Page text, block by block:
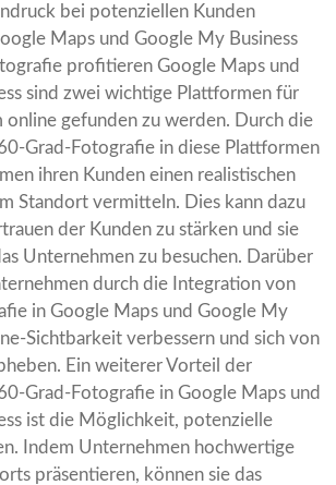
bei potenziellen Kunden
Maps und Google My Business
profitieren Google Maps und
sind zwei wichtige Plattformen für
online gefunden zu werden. Durch die
Grad-Fotografie in diese Plattformen
ihren Kunden einen realistischen
Standort vermitteln. Dies kann dazu
der Kunden zu stärken und sie
Unternehmen zu besuchen. Darüber
durch die Integration von
in Google Maps und Google My
Sichtbarkeit verbessern und sich von
Ein weiterer Vorteil der
Grad-Fotografie in Google Maps und
ist die Möglichkeit, potenzielle
Indem Unternehmen hochwertige
präsentieren, können sie das